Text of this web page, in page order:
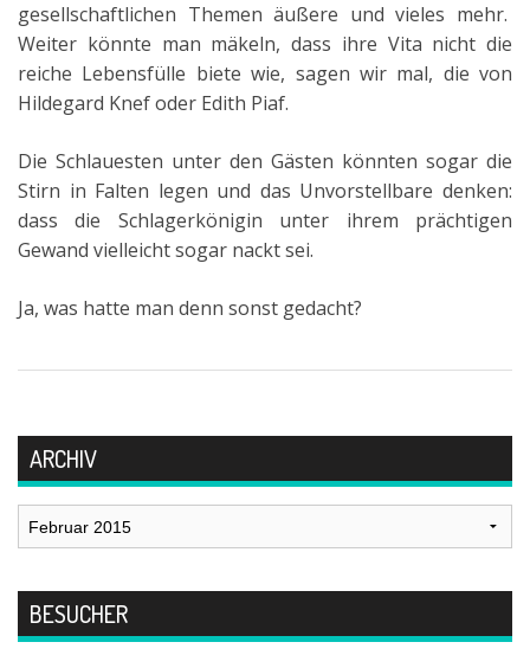
gesellschaftlichen Themen äußere und vieles mehr.
Weiter könnte man mäkeln, dass ihre Vita nicht die
reiche Lebensfülle biete wie, sagen wir mal, die von
Hildegard Knef oder Edith Piaf.
Die Schlauesten unter den Gästen könnten sogar die
Stirn in Falten legen und das Unvorstellbare denken:
dass die Schlagerkönigin unter ihrem prächtigen
Gewand vielleicht sogar nackt sei.
Ja, was hatte man denn sonst gedacht?
ARCHIV
Archiv
BESUCHER